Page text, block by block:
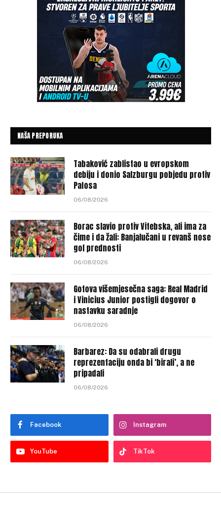
NAŠA PREPORUKA
Tabaković zablistao u evropskom
debiju i donio Salzburgu pobjedu protiv
Pafosa
06/08/2026
Borac slavio protiv Vitebska, ali ima za
čime i da žali: Banjalučani u revanš nose
gol prednosti
06/08/2026
Gotova višemjesečna saga: Real Madrid
i Vinicius Junior postigli dogovor o
nastavku saradnje
06/08/2026
Barbarez: Da su odabrali drugu
reprezentaciju onda bi ‘birali’, a ne
pripadali
06/08/2026
Facebook Instagram
YouTube TikTok